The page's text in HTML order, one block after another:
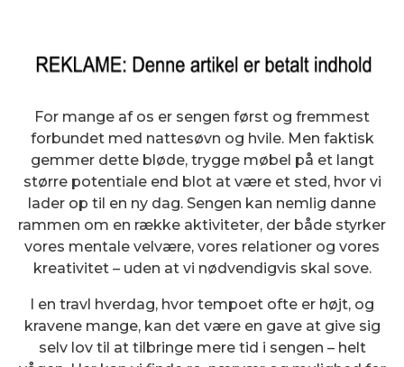
For mange af os er sengen først og fremmest
forbundet med nattesøvn og hvile. Men faktisk
gemmer dette bløde, trygge møbel på et langt
større potentiale end blot at være et sted, hvor vi
lader op til en ny dag. Sengen kan nemlig danne
rammen om en række aktiviteter, der både styrker
vores mentale velvære, vores relationer og vores
kreativitet – uden at vi nødvendigvis skal sove.
I en travl hverdag, hvor tempoet ofte er højt, og
kravene mange, kan det være en gave at give sig
selv lov til at tilbringe mere tid i sengen – helt